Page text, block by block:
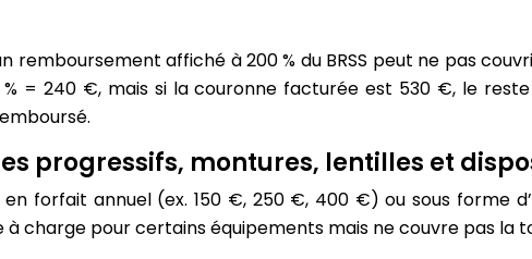
remboursement affiché à 200 % du BRSS peut ne pas
= 240 €, mais si la couronne facturée est 530 €, le
progressifs, montures, lentilles et
forfait annuel (ex. 150 €, 250 €, 400 €) ou sous forme
charge pour certains équipements mais ne couvre pas la